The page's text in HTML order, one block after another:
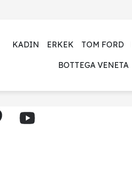
KADIN ERKEK TOM FORD
BOTTEGA VENETA